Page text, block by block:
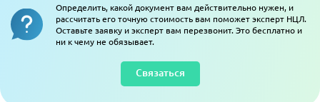
Определить, какой документ вам действительно нужен, и
рассчитать его точную стоимость вам поможет эксперт НЦЛ.
Оставьте заявку и эксперт вам перезвонит. Это бесплатно и
ни к чему не обязывает.
Связаться